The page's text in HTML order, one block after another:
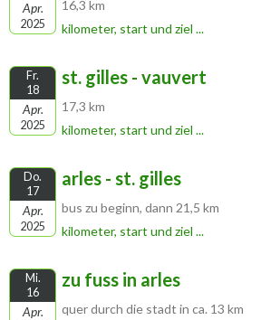
Apr.
2025
16,3 km
kilometer, start und ziel ...
Fr.
18
Apr.
2025
st. gilles - vauvert
17,3 km
kilometer, start und ziel ...
Do.
17
Apr.
2025
arles - st. gilles
bus zu beginn, dann 21,5 km
kilometer, start und ziel ...
Mi.
16
Apr.
zu fuss in arles
quer durch die stadt in ca. 13 km